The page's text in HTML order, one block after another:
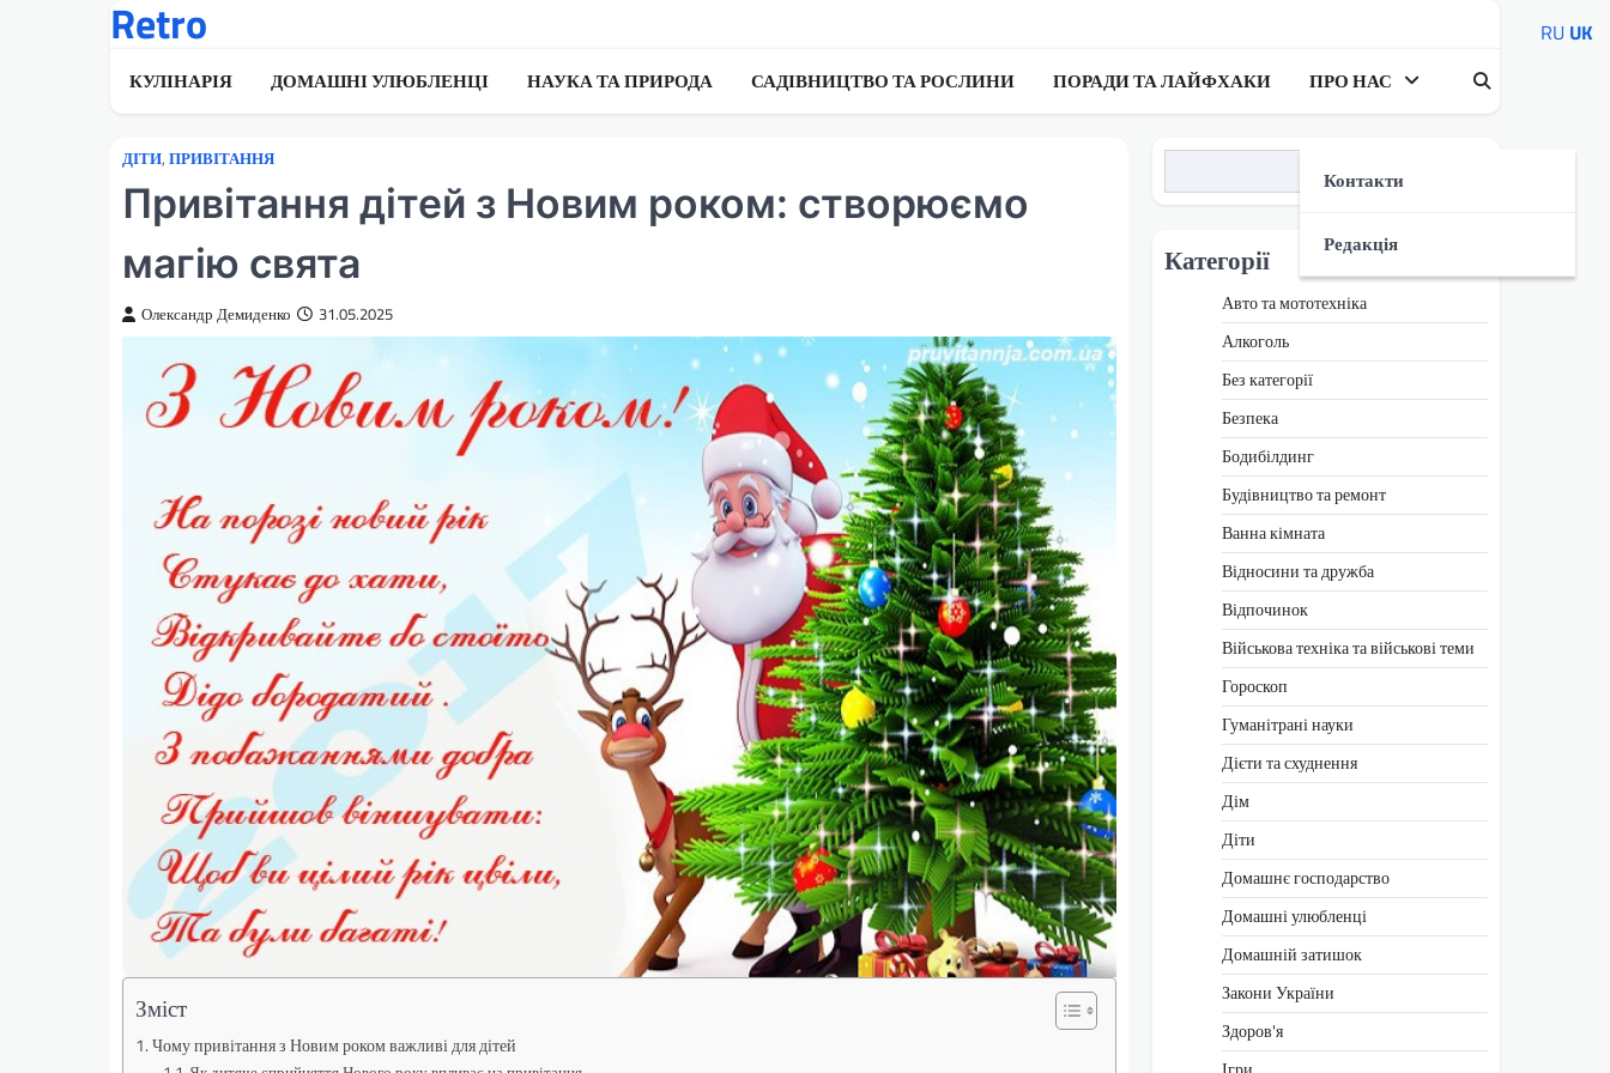
Retro
КУЛІНАРІЯ ДОМАШНІ УЛЮБЛЕНЦІ НАУКА ТА ПРИРОДА САДІВНИЦТВО ТА РОСЛИНИ ПОРАДИ ТА ЛАЙФХАКИ ПРО НАС
Контакти
Редакція
ДІТИ, ПРИВІТАННЯ
Привітання дітей з Новим роком: створюємо
магію свята
Олександр Демиденко 31.05.2025
Зміст
Чому привітання з Новим роком важливі для дітей
Категорії
Авто та мототехніка
Алкоголь
Без категорії
Безпека
Бодибілдинг
Будівництво та ремонт
Ванна кімната
Відносини та дружба
Відпочинок
Військова техніка та військові теми
Гороскоп
Гуманітрані науки
Дієти та схуднення
Дім
Діти
Домашнє господарство
Домашні улюбленці
Домашній затишок
Закони України
Здоров'я
RU UK